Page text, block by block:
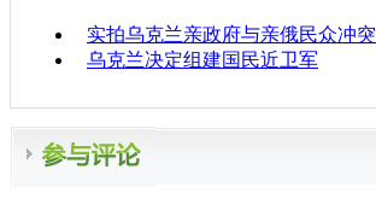
实拍乌克兰亲政府与亲俄民众冲突
乌克兰决定组建国民近卫军